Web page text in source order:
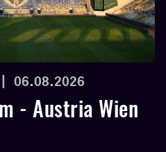
06.08.2026
- Austria Wien